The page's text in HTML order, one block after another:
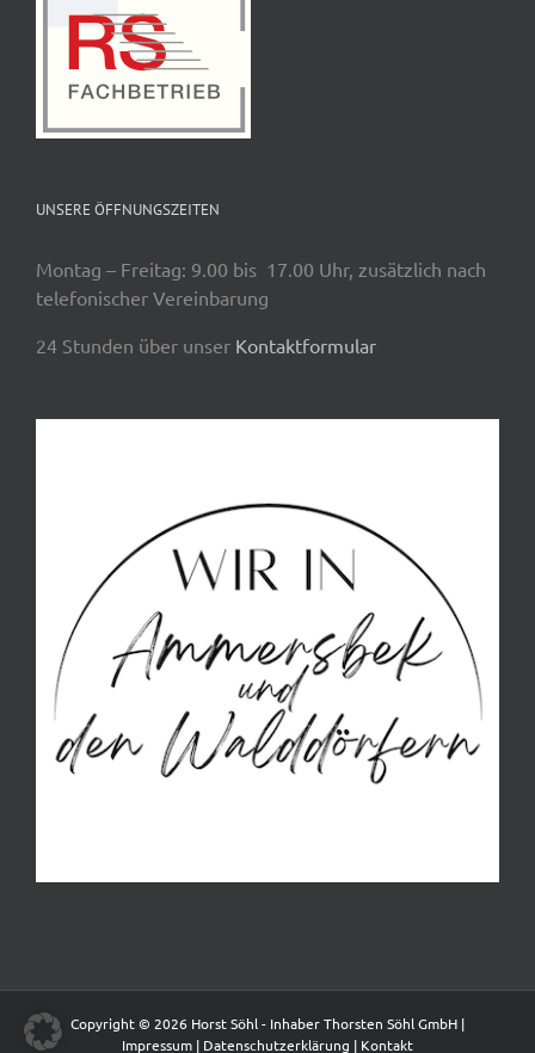
UNSERE ÖFFNUNGSZEITEN
Montag – Freitag: 9.00 bis 17.00 Uhr, zusätzlich nach
telefonischer Vereinbarung
24 Stunden über unser Kontaktformular
Copyright © 2026 Horst Söhl - Inhaber Thorsten Söhl GmbH |
Impressum | Datenschutzerklärung | Kontakt